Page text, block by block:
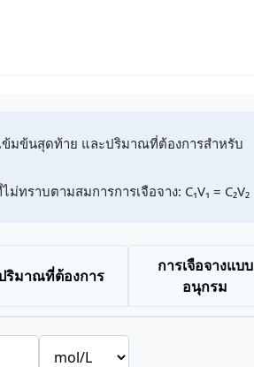
ข้มข้นสุดท้าย และปริมาณที่ต้องการสำหรับ
ราบตามสมการการเจือจาง: C₁V₁ = C₂V₂
ริมาณที่ต้องการ
การเจือจางแบบ
อนุกรม